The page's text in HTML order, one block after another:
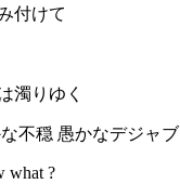
付けて
濁りゆく
不穏 愚かなデジャブ
what ?